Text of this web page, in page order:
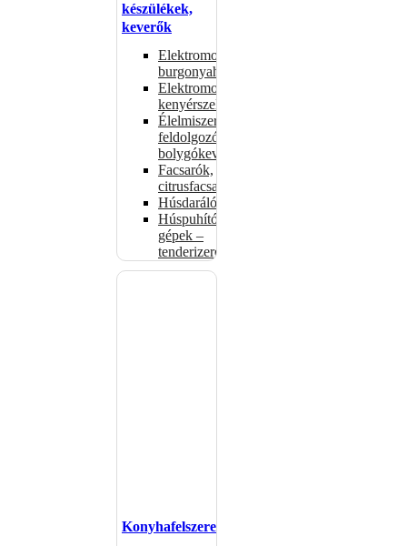
készülékek,
keverők
Elektromos
burgonyahámozók
Elektromos
kenyérszeletelők
Élelmiszer-
feldolgozók –
bolygókeverők
Facsarók,
citrusfacsarók
Húsdarálók
Húspuhító
gépek –
tenderizerek
Konyhafelszerelés